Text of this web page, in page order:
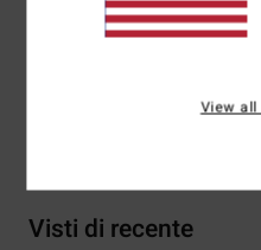
Composizione78% nylon
Visti di recente
View